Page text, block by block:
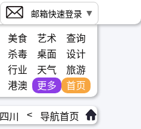
邮箱快速登录
美食 艺术
查询
杀毒 桌面
设计
行业 天气
旅游
港澳 更多 首页
四川 < 导航首页